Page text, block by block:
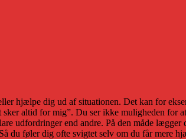
hjælpe dig ud af situationen. Det kan for
altid for mig”. Du ser ikke muligheden for
udfordringer end andre. På den måde lægger
du føler dig ofte svigtet selv om du får mere